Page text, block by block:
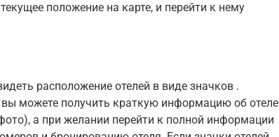
положение на карте, и перейти к нему
расположение отелей в виде значков .
можете получить краткую информацию об отеле
а при желании перейти к полной информации